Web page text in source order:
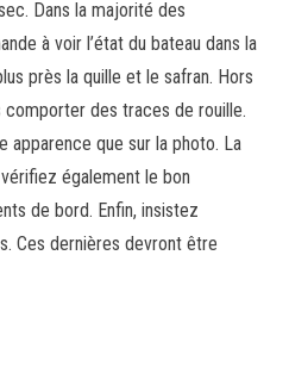
Dans la majorité des
à voir l’état du bateau dans la
près la quille et le safran. Hors
comporter des traces de rouille.
apparence que sur la photo. La
également le bon
de bord. Enfin, insistez
Ces dernières devront être